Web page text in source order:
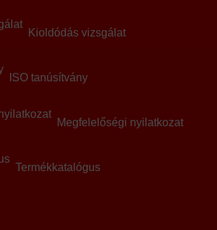
Kioldódás vizsgálat
ISO tanúsítvány
Megfelelőségi nyilatkozat
Termékkatalógus